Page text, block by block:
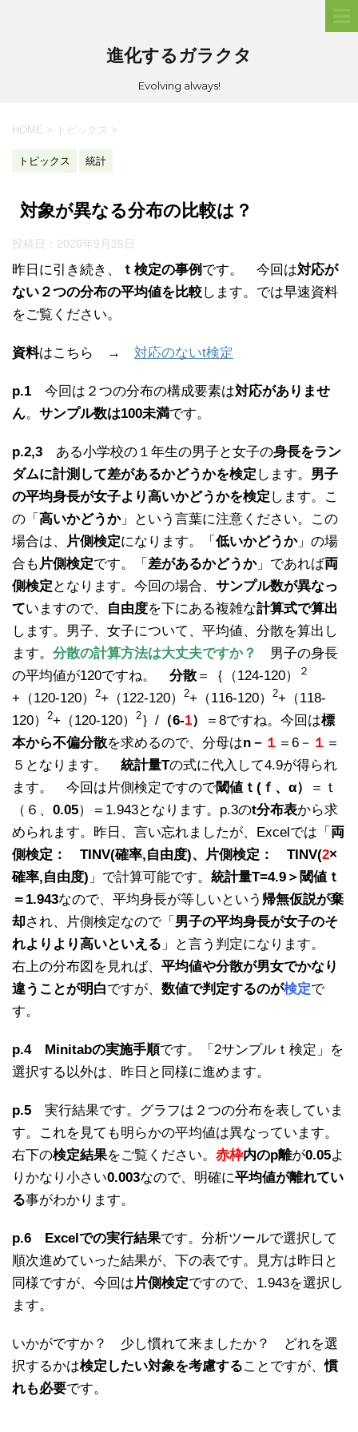
進化するガラクタ
Evolving always!
HOME > トピックス >
トピックス 統計
対象が異なる分布の比較は？
投稿日： 2020年9月25日
昨日に引き続き、 ｔ検定の事例 です。 今回は対応が
ない２つの分布の平均値を比較します。では早速資料
をご覧ください。
資料はこちら → 対応のないt検定
p.1 今回は２つの分布の構成要素は対応がありませ
ん。 サンプル数は100未満です。
p.2,3 ある小学校の１年生の男子と女子の身長をラン
ダムに計測して差があるかどうかを検定 します。 男子
の平均身長が女子より高いかどうかを検定 します。こ
の「 高いかどうか」という言葉に注意ください。この
場合は、
片側検定になります。「 低いかどうか」の場
合も 片側検定です。「 差があるかどうか」であれば両
側検定 となります。今回の場合、 サンプル数が異なっ
ていますので、 自由度を下にある複雑な計算式で算出
します。男子、女子について、平均値、分散を算出し
ます。 分散の計算方法は大丈夫ですか？
男子の身長
の平均値が120ですね。 分散 ＝｛（124-120） ２
+（120-120） 2+（122-120） 2+（116-120） 2+（118-
120）
2+（120-120） 2｝/ （6-1） ＝8ですね。今回は標
本から不偏分散を求めるので、分母はn－ １ ＝6－ １ ＝
５となります。 統計量Tの式に代入して4.9が得られ
ます。 今回は片側検定ですので閾値ｔ(ｆ、α）
＝ｔ
（６、 0.05）＝1.943となります。p.3のt分布表から求
められます。昨日、言い忘れましたが、Excelでは「 両
側検定：
TINV(確率,自由度)、 片側検定： TINV(2×
確率,自由度) 」で計算可能です。 統計量T=4.9＞閾値ｔ
＝1.943なので、平均身長が等しいという 帰無仮説が棄
却され、片側検定なので「 男子の平均身長が女子のそ
れよりより高いといえる 」と言う判定になります。
右上の分布図を見れば、 平均値や分散が男女でかなり
違うことが明白ですが、 数値で判定するのが検定で
す。
p.4 Minitabの実施手順です。「2サンプルｔ検定」を
選択する以外は、昨日と同様に進めます。
p.5 実行結果です。グラフは２つの分布を表していま
す。これを見ても明らかの平均値は異なっています。
右下の検定結果をご覧ください。 赤枠内のp離が0.05よ
りかなり小さい0.003なので、明確に平均値が離れてい
る事がわかります。
p.6 Excelでの実行結果です。分析ツールで選択して
順次進めていった結果が、下の表です。見方は昨日と
同様ですが、今回は 片側検定ですので、1.943を選択し
ます。
いかがですか？ 少し慣れて来ましたか？ どれを選
択するかは検定したい対象を考慮することですが、慣
れも必要です。